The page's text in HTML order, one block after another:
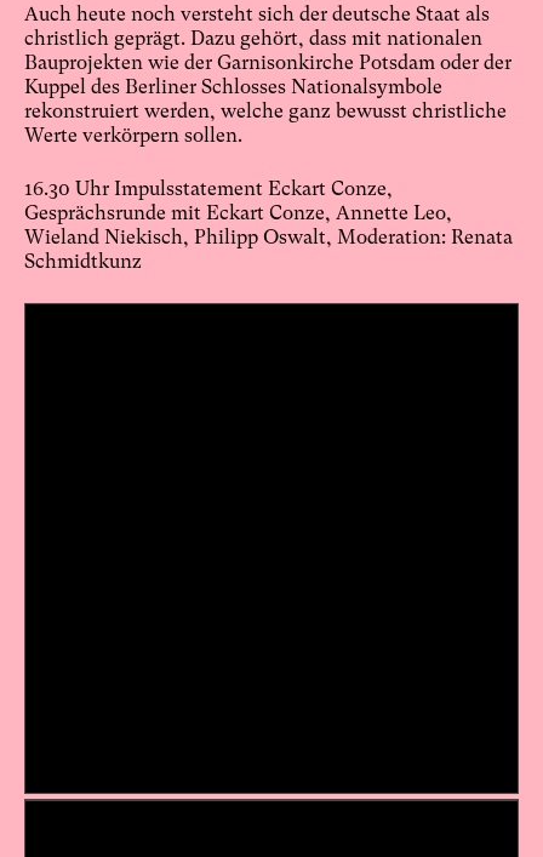
Auch heute noch versteht sich der deutsche Staat als
christlich geprägt. Dazu gehört, dass mit nationalen
Bauprojekten wie der Garnisonkirche Potsdam oder der
Kuppel des Berliner Schlosses Nationalsymbole
rekonstruiert werden, welche ganz bewusst christliche
Werte verkörpern sollen.
16.30 Uhr Impulsstatement Eckart Conze,
Gesprächsrunde mit Eckart Conze, Annette Leo,
Wieland Niekisch, Philipp Oswalt, Moderation: Renata
Schmidtkunz